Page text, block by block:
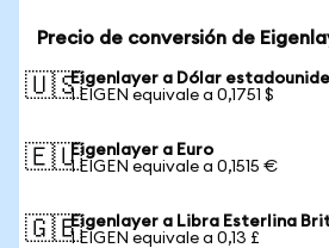
Precio de conversión de
🇺🇸Eigenlayer a Dólar
1 EIGEN equivale a 0,1751 $
🇪🇺Eigenlayer a Euro
1 EIGEN equivale a 0,1515 €
🇬🇧Eigenlayer a Libra Esterlina
1 EIGEN equivale a 0,13 £